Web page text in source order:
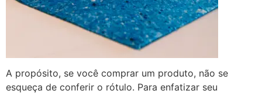
A propósito, se você comprar um produto, não se
esqueça de conferir o rótulo. Para enfatizar seu